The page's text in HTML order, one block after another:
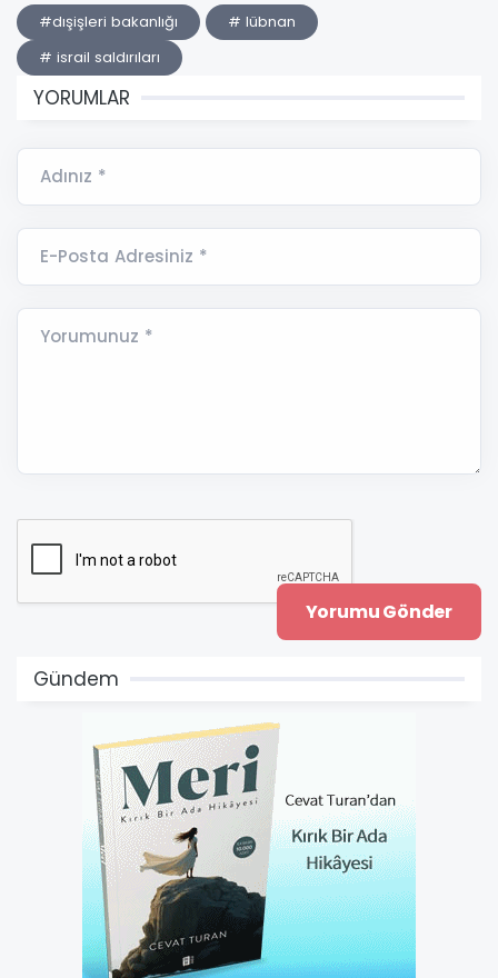
#dışişleri bakanlığı
# lübnan
# israil saldırıları
YORUMLAR
Adınız *
E-Posta Adresiniz *
Yorumunuz *
Gündem